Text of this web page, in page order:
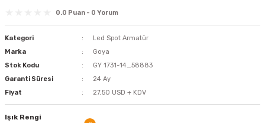
0.0 Puan - 0 Yorum
Kategori
Led Spot Armatür
Marka
Goya
Stok Kodu
GY 1731-14_58883
Garanti Süresi
24 Ay
Fiyat
27,50 USD + KDV
Işık Rengi